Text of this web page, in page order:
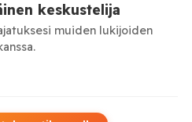
keskustelija
muiden lukijoiden